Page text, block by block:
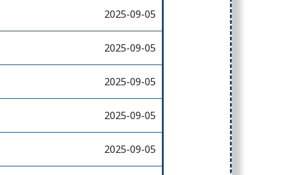
2025-09-05
2025-09-05
2025-09-05
2025-09-05
2025-09-05